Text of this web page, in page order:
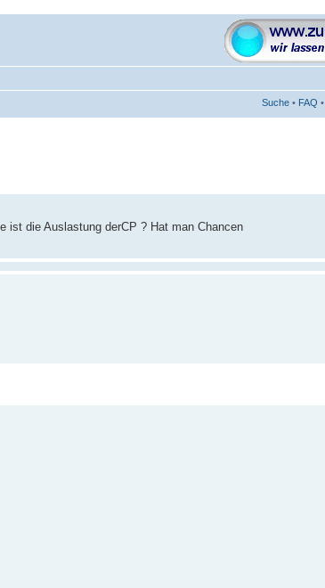
Suche • FAQ •
ist die Auslastung derCP ? Hat man Chancen